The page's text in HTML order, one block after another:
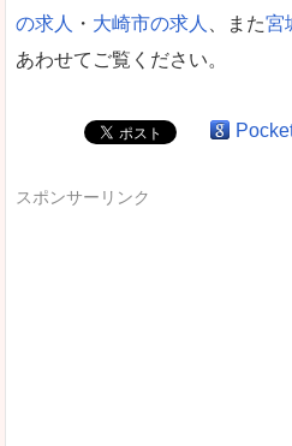
の求人
・ 大崎市の求人 、また宮
あわせてご覧ください。
スポンサーリンク